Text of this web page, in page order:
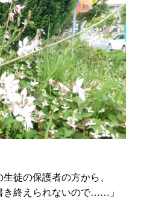
徒の保護者の方から、
き終えられないので……」